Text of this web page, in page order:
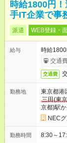
時給1800円
手IT企業で事
派遣 WEB登録・
給与
時給1800
交通
交通費
勤務地
東京都港
三田(東
京都)駅
NEC
勤務時間 8:30～